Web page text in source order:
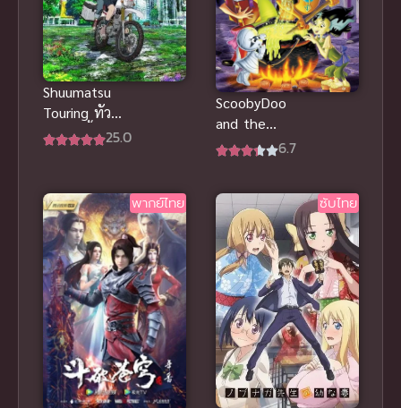
Shuumatsu
Touring ทัวร์
หลังวันสิ้นโลก
25.0
ScoobyDoo
and the
Ghouls
ปีศาจ พากย์
ไทย
6.7
พากย์ไทย ซับไทย